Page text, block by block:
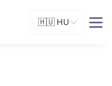
🇭🇺 HU